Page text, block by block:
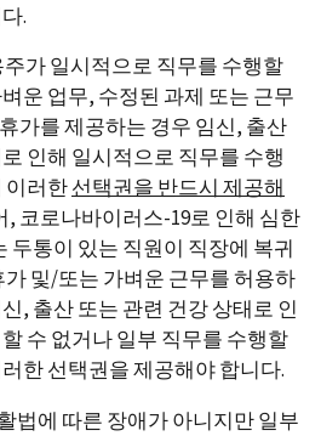
.
가 일시적으로 직무를 수행할
운 업무, 수정된 과제 또는 근무
가를 제공하는 경우 임신, 출산
인해 일시적으로 직무를 수행
이러한선택권을 반드시 제공해
, 코로나바이러스-19로 인해 심한
두통이 있는 직원이 직장에 복귀
가 및/또는 가벼운 근무를 허용하
, 출산 또는 관련 건강 상태로 인
수 없거나 일부 직무를 수행할
한 선택권을 제공해야 합니다.
법에 따른 장애가 아니지만 일부